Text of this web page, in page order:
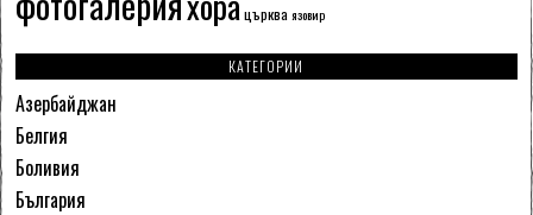
църква язовир
КАТЕГОРИИ
Азербайджан
Белгия
Боливия
България